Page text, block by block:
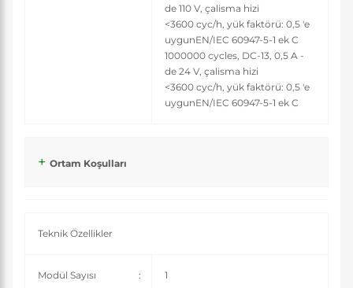
de 110 V, çalisma hizi
<3600 cyc/h, yük faktörü: 0,5 'e
uygunEN/IEC 60947-5-1 ek C
1000000 cycles, DC-13, 0,5 A -
de 24 V, çalisma hizi
<3600 cyc/h, yük faktörü: 0,5 'e
uygunEN/IEC 60947-5-1 ek C
Ortam Koşulları
Teknik Özellikler
Modül Sayısı : 1